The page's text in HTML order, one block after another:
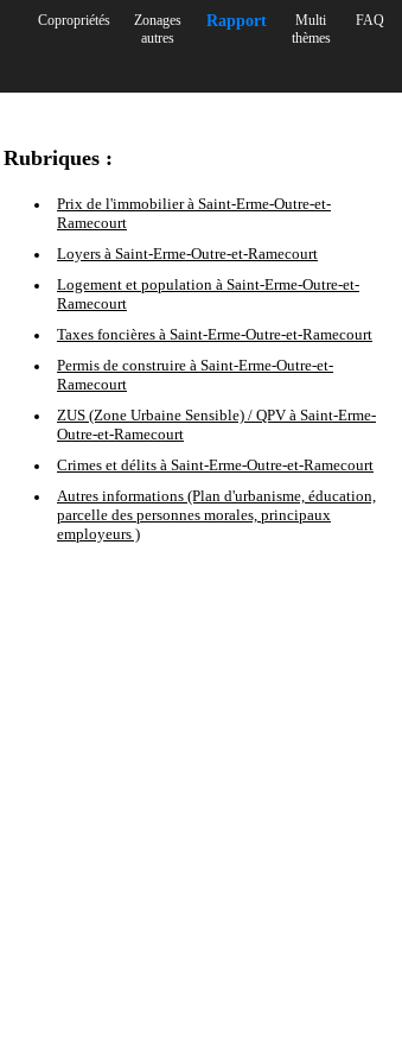
Copropriétés
Zonages
autres
Rapport
Multi
thèmes
FAQ
Rubriques :
Prix de l'immobilier à Saint-Erme-Outre-et-
Ramecourt
Loyers à Saint-Erme-Outre-et-Ramecourt
Logement et population à Saint-Erme-Outre-et-
Ramecourt
Taxes foncières à Saint-Erme-Outre-et-Ramecourt
Permis de construire à Saint-Erme-Outre-et-
Ramecourt
ZUS (Zone Urbaine Sensible) / QPV à Saint-Erme-
Outre-et-Ramecourt
Crimes et délits à Saint-Erme-Outre-et-Ramecourt
Autres informations (Plan d'urbanisme, éducation,
parcelle des personnes morales, principaux
employeurs )